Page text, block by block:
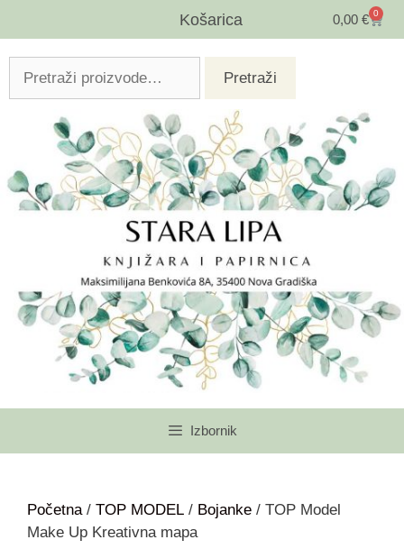
Košarica 0,00 € 0
Pretraži
Izbornik
Početna/ TOP MODEL / Bojanke / TOP Model
Make Up Kreativna mapa